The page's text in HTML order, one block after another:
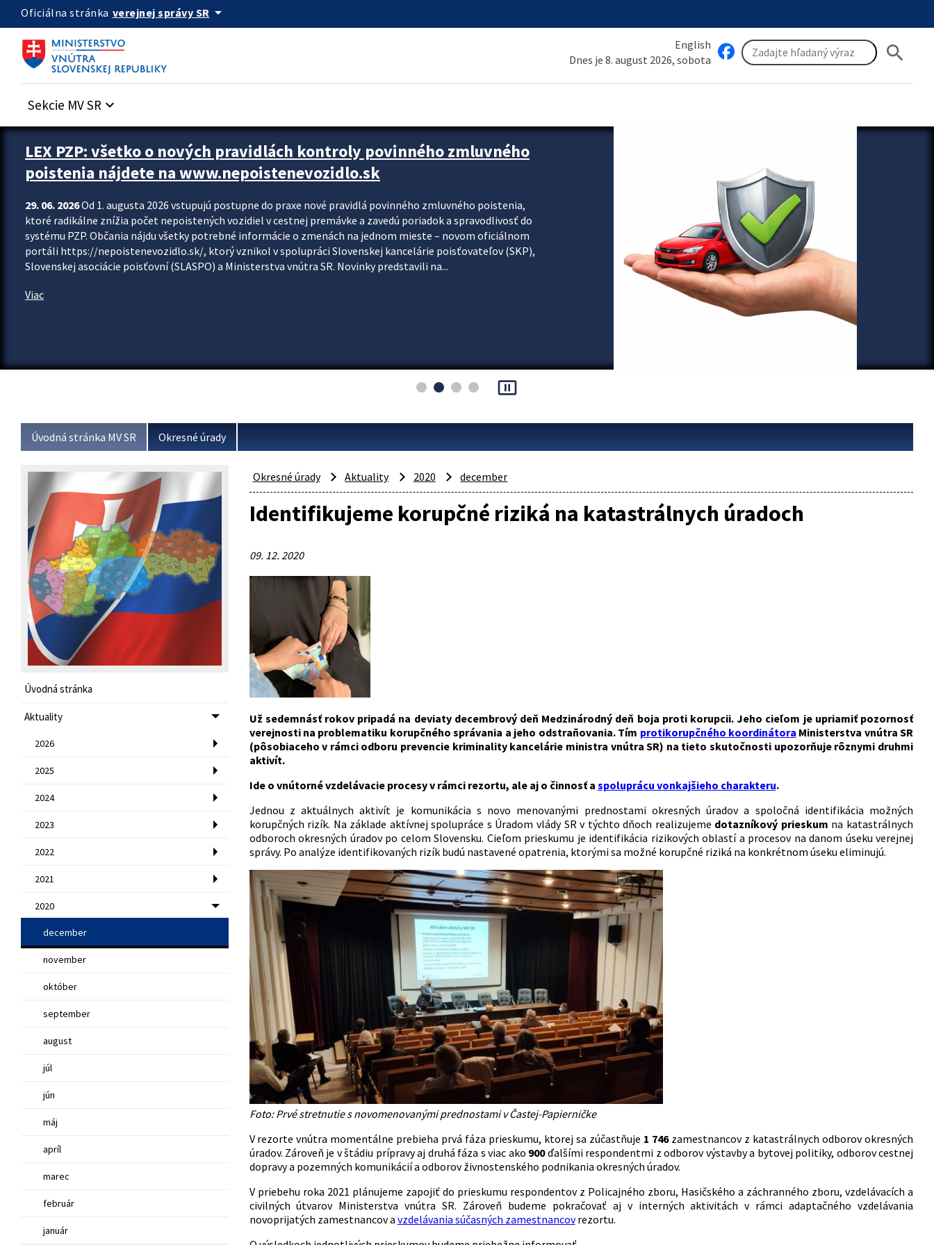
Preskocit na hlavný obsah
Oficiálna stránka verejnej správy SR arrow_drop_down
English
Dnes je 8. august 2026, sobota
search
Sekcie MV SR keyboard_arrow_down
Zastavit automatický posun upútavok
LEX PZP: všetko o nových pravidlách kontroly povinného zmluvného
poistenia nájdete na www.nepoistenevozidlo.sk
29. 06. 2026Od 1. augusta 2026 vstupujú postupne do praxe nové pravidlá povinného zmluvného poistenia,
ktoré radikálne znížia počet nepoistených vozidiel v cestnej premávke a zavedú poriadok a spravodlivosť do
systému PZP. Občania nájdu všetky potrebné informácie o zmenách na jednom mieste – novom oficiálnom
portáli https://nepoistenevozidlo.sk/, ktorý vznikol v spolupráci Slovenskej kancelárie poisťovateľov (SKP),
Slovenskej asociácie poisťovní (SLASPO) a Ministerstva vnútra SR. Novinky predstavili na...
Viac
pause_presentation
Úvodná stránka MV SR Okresné úrady
Úvodná stránka
Aktuality
2026
2025
2024
2023
2022
2021
2020
december
november
október
september
august
júl
jún
máj
apríl
marec
február
január
Okresné úrady Aktuality 2020 december
Identifikujeme korupčné riziká na katastrálnych úradoch
09. 12. 2020
Už sedemnásť rokov pripadá na deviaty decembrový deň Medzinárodný deň boja proti korupcii. Jeho cieľom je upriamiť pozornosť
verejnosti na problematiku korupčného správania a jeho odstraňovania. Tím protikorupčného koordinátora Ministerstva vnútra SR
(pôsobiaceho v rámci odboru prevencie kriminality kancelárie ministra vnútra SR) na tieto skutočnosti upozorňuje rôznymi druhmi
aktivít.
Ide o vnútorné vzdelávacie procesy v rámci rezortu, ale aj o činnosť a spoluprácu vonkajšieho charakteru.
Jednou z aktuálnych aktivít je komunikácia s novo menovanými prednostami okresných úradov a spoločná identifikácia možných
korupčných rizík. Na základe aktívnej spolupráce s Úradom vlády SR v týchto dňoch realizujeme dotazníkový prieskum na katastrálnych
odboroch okresných úradov po celom Slovensku. Cieľom prieskumu je identifikácia rizikových oblastí a procesov na danom úseku verejnej
správy. Po analýze identifikovaných rizík budú nastavené opatrenia, ktorými sa možné korupčné riziká na konkrétnom úseku eliminujú.
Foto: Prvé stretnutie s novomenovanými prednostami v Častej-Papierničke
V rezorte vnútra momentálne prebieha prvá fáza prieskumu, ktorej sa zúčastňuje 1 746zamestnancov z katastrálnych odborov okresných
úradov. Zároveň je v štádiu prípravy aj druhá fáza s viac ako 900ďalšími respondentmi z odborov výstavby a bytovej politiky, odborov cestnej
dopravy a pozemných komunikácií a odborov živnostenského podnikania okresných úradov.
V priebehu roka 2021 plánujeme zapojiť do prieskumu respondentov z Policajného zboru, Hasičského a záchranného zboru, vzdelávacích a
civilných útvarov Ministerstva vnútra SR. Zároveň budeme pokračovať aj v interných aktivitách v rámci adaptačného vzdelávania
novoprijatých zamestnancov a vzdelávania súčasných zamestnancovrezortu.